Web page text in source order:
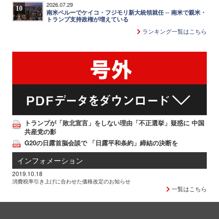
10 2026.07.29
南米ペルーでケイコ・フジモリ新大統領就任 ─ 南米で親米・
トランプ支持政権が増えている
ランキング一覧はこちら
トランプが「敗北宣言」をしない理由「不正選挙」疑惑に 中国
共産党の影
G20の日露首脳会談で 「日露平和条約」締結の決断を
インフォメーション
2019.10.18
消費税率引き上げに合わせた価格改定のお知らせ
一覧はこちら